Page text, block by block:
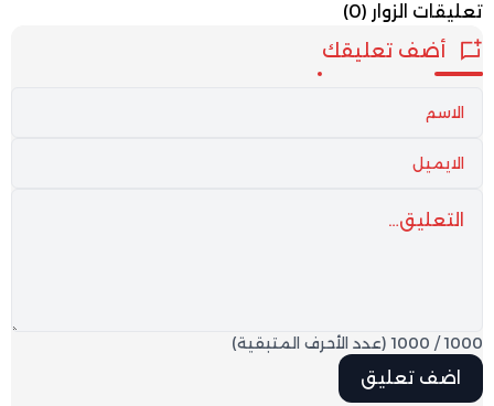
تعليقات الزوار (0)
أضف تعليقك
1000
/
1000 (عدد الأحرف المتبقية)